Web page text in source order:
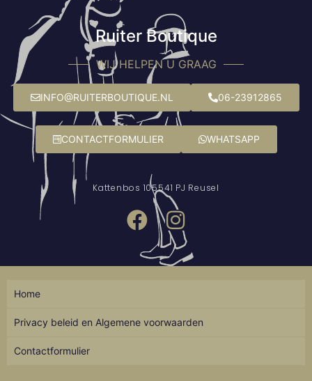
Ruiter Boutique
WIJ HELPEN U GRAAG
INFO@RUITERBOUTIQUE.NL 06-23912865
CONTACTFORMULIER WHATSAPP
Kattenbos 105541 PJ Reusel
Home
Privacy beleid en Algemene voorwaarden
Contactformulier